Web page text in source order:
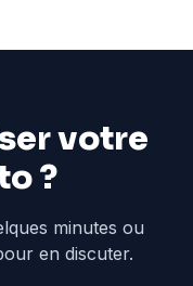
votre
?
minutes ou
en discuter.